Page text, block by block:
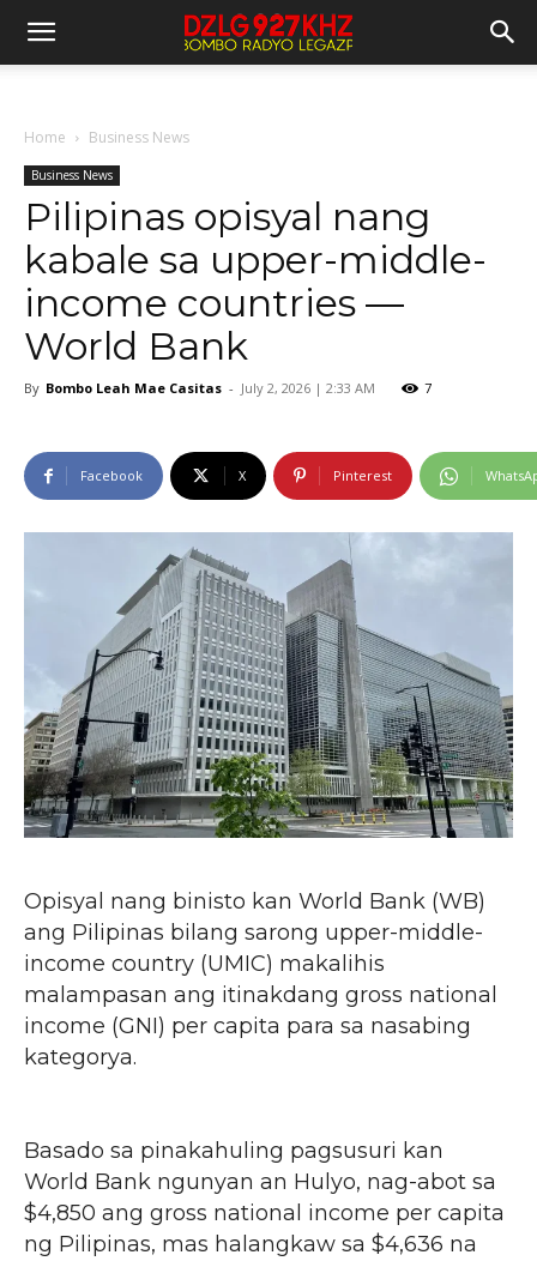
Home Business News
Business News
Pilipinas opisyal nang
kabale sa upper-middle-
income countries —
World Bank
By Bombo Leah Mae Casitas - July 2, 2026 | 2:33 AM 7
Facebook X Pinterest
Opisyal nang binisto kan World Bank (WB)
ang Pilipinas bilang sarong upper-middle-
income country (UMIC) makalihis
malampasan ang itinakdang gross national
income (GNI) per capita para sa nasabing
kategorya.
Basado sa pinakahuling pagsusuri kan
World Bank ngunyan an Hulyo, nag-abot sa
$4,850 ang gross national income per capita
ng Pilipinas, mas halangkaw sa $4,636 na